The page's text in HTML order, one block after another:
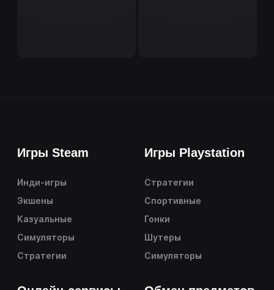
Игры Steam
Инди-игры
Экшены
Казуальные
Симуляторы
Стратегии
Игры Playstation
Стратегии
Спортивные
Гонки
Шутеры
Симуляторы